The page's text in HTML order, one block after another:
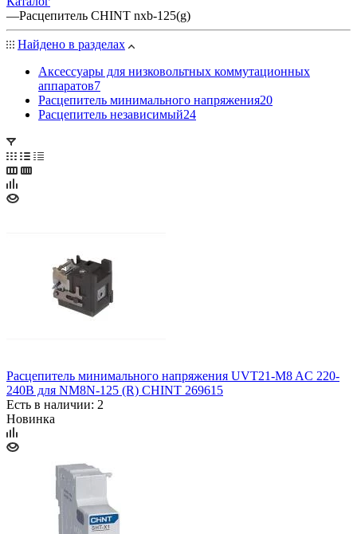
—Расцепитель CHINT nxb-125(g)
Найдено в разделах
Аксессуары для низковольтных коммутационных
аппаратов7
Расцепитель минимального напряжения20
Расцепитель независимый24
Расцепитель минимального напряжения UVT21-M8 AC 220-
240В для NM8N-125 (R) CHINT 269615
Есть в наличии: 2
Новинка